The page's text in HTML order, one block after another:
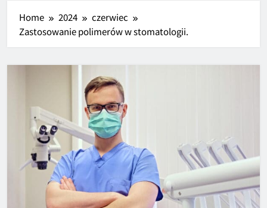
Home 2024
czerwiec
Zastosowanie polimerów w stomatologii.